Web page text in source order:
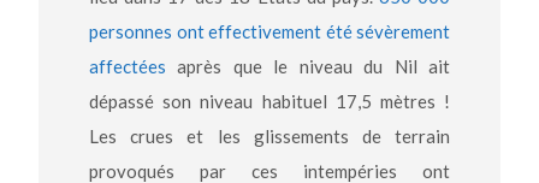
personnes ont effectivement été sévèrement
affectées après que le niveau du Nil ait
dépassé son niveau habituel 17,5 mètres !
Les crues et les glissements de terrain
provoqués par ces intempéries ont